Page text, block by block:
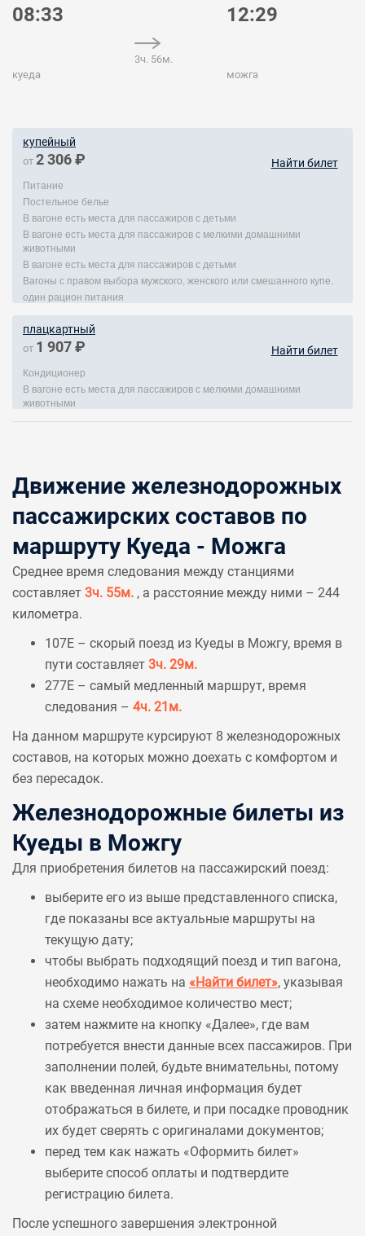
08:33
куеда
3ч. 56м.
12:29
можга
купейный
от 2 306 ₽ Найти билет
Питание
Постельное белье
В вагоне есть места для пассажиров с детьми
В вагоне есть места для пассажиров с мелкими домашними
животными
В вагоне есть места для пассажиров с детьми
Вагоны с правом выбора мужского, женского или смешанного купе.
один рацион питания
плацкартный
от 1 907 ₽ Найти билет
Кондиционер
В вагоне есть места для пассажиров с мелкими домашними
животными
Движение железнодорожных
пассажирских составов по
маршруту Куеда - Можга
Среднее время следования между станциями
составляет 3ч. 55м. , а расстояние между ними – 244
километра.
107Е – скорый поезд из Куеды в Можгу, время в
пути составляет 3ч. 29м.
277Е – самый медленный маршрут, время
следования – 4ч. 21м.
На данном маршруте курсируют 8 железнодорожных
составов, на которых можно доехать с комфортом и
без пересадок.
Железнодорожные билеты из
Куеды в Можгу
Для приобретения билетов на пассажирский поезд:
выберите его из выше представленного списка,
где показаны все актуальные маршруты на
текущую дату;
чтобы выбрать подходящий поезд и тип вагона,
необходимо нажать на «Найти билет», указывая
на схеме необходимое количество мест;
затем нажмите на кнопку «Далее», где вам
потребуется внести данные всех пассажиров. При
заполнении полей, будьте внимательны, потому
как введенная личная информация будет
отображаться в билете, и при посадке проводник
их будет сверять с оригиналами документов;
перед тем как нажать «Оформить билет»
выберите способ оплаты и подтвердите
регистрацию билета.
После успешного завершения электронной